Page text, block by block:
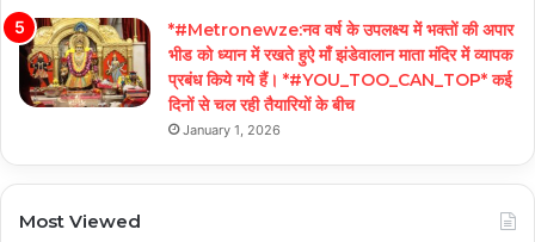
*#Metronewze:नव वर्ष के उपलक्ष्य में भक्तों की अपार
भीड को ध्यान में रखते हुऐ माँ झंडेवालान माता मंदिर में व्यापक
प्रबंध किये गये हैं। *#YOU_TOO_CAN_TOP* कई
दिनों से चल रही तैयारियों के बीच
January 1, 2026
Most Viewed